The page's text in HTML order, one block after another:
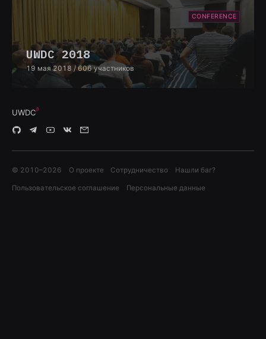
CONFERENCE
UWDC 2018
19 мая 2018 / 606 участников
UWDC
© 2010–2026 О проекте Сотрудничество Нашли баг?
Пользовательское соглашение Персональные данные